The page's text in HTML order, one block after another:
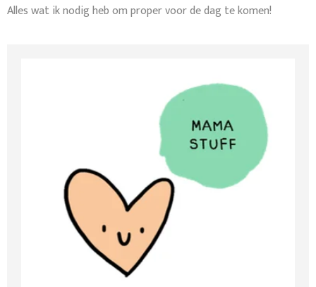
Alles wat ik nodig heb om proper voor de dag te komen!